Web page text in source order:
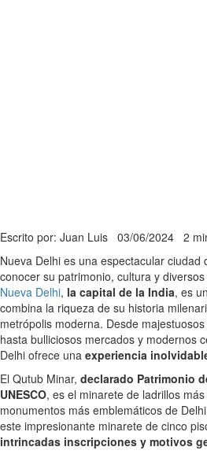
Escrito por: Juan Luis 03/06/2024 2
Nueva Delhi es una espectacular
conocer su patrimonio, cultura y
Nueva Delhi, la capital de la India, es
combina la riqueza de su historia
metrópolis moderna. Desde
hasta bulliciosos mercados y modernos
Delhi ofrece una experiencia
El Qutub Minar, declarado Patrimonio
UNESCO, es el minarete de ladrillos
monumentos más emblemáticos de
este impresionante minarete de cinco
intrincadas inscripciones y motivos